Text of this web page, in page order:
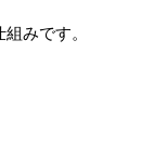
みです。